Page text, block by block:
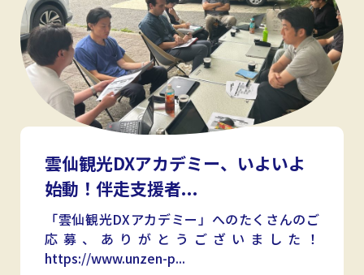
雲仙観光DXアカデミー、いよいよ
始動！伴走支援者...
「雲仙観光DXアカデミー」へのたくさんのご
応募、ありがとうございました！
https://www.unzen-p...